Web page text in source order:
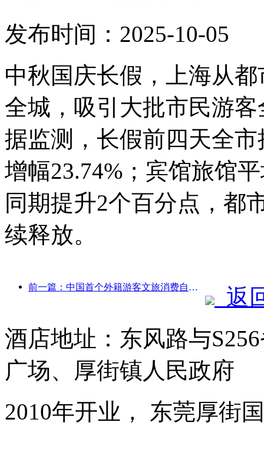
发布时间：2025-10-05
中秋国庆长假，上海从
全城，吸引大批市民游
据监测，长假前四天全
增幅23.74%；宾馆旅馆
同期提升2个百分点，都
续释放。
前一篇：中国首个外籍游客文旅消费自助系统在沪启动
返
酒店地址：东风路与
广场、厚街镇人民政府
2010年开业， 东莞厚